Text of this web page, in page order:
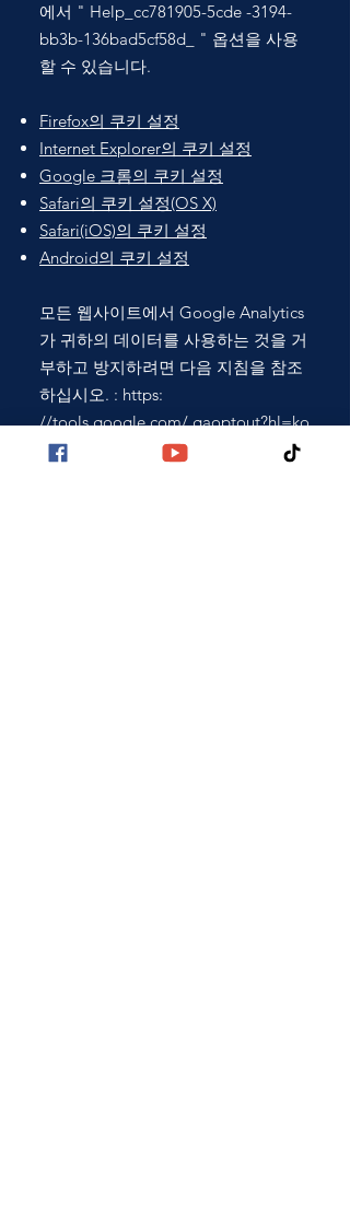
에서 " Help_cc781905-5cde -3194-
bb3b-136bad5cf58d_
" 옵션을 사용
할 수 있습니다.
Firefox의 쿠키 설정
Internet Explorer의 쿠키 설정
Google 크롬의 쿠키 설정
Safari의 쿠키 설정(OS X)
Safari(iOS)의 쿠키 설정
Android의 쿠키 설정
모든 웹사이트에서 Google Analytics
가 귀하의 데이터를 사용하는 것을 거
부하고 방지하려면 다음 지침을 참조
하십시오. : https:
//tools.google.com/ gaoptout?hl=ko